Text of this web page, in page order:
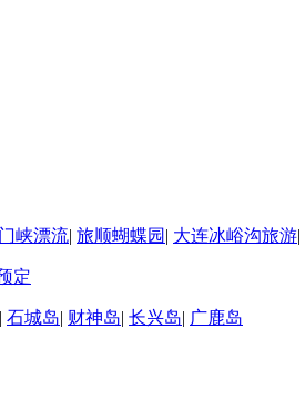
峡漂流| 旅顺蝴蝶园 | 大连冰峪沟旅游|
定
| 石城岛| 财神岛| 长兴岛| 广鹿岛